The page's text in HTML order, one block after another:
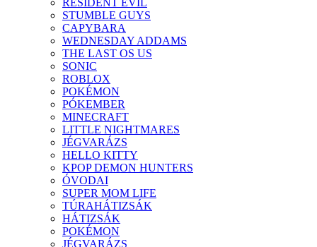
STUMBLE GUYS
CAPYBARA
WEDNESDAY ADDAMS
THE LAST OS US
SONIC
ROBLOX
POKÉMON
PÓKEMBER
MINECRAFT
LITTLE NIGHTMARES
JÉGVARÁZS
HELLO KITTY
KPOP DEMON HUNTERS
ÓVODAI
SUPER MOM LIFE
TÚRAHÁTIZSÁK
HÁTIZSÁK
POKÉMON
JÉGVARÁZS